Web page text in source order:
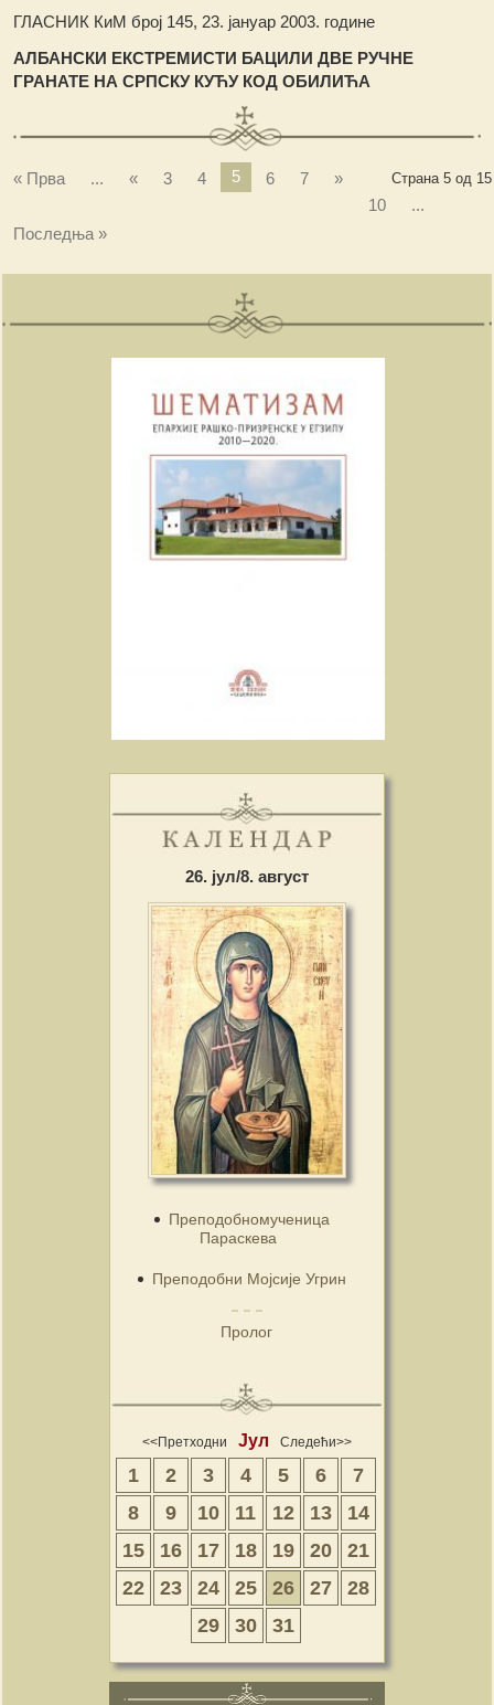
ГЛАСНИК КиМ број 145, 23. јануар 2003. године
АЛБАНСКИ ЕКСТРЕМИСТИ БАЦИЛИ ДВЕ РУЧНЕ
ГРАНАТЕ НА СРПСКУ КУЋУ КОД ОБИЛИЋА
Страна 5 од 15
« Прва ... « 3 4 5 6 7
»
10
...
Последња »
26. јул/8. август
Преподобномученица
Параскева
Преподобни Мојсије Угрин
Пролог
<<Претходни Јул Следећи>>
1 2 3 4 5 6
7
8
9 10 11 12 13
14
15
16 17 18 19 20
21
22
23 24 25 26 27
28
29
30 31